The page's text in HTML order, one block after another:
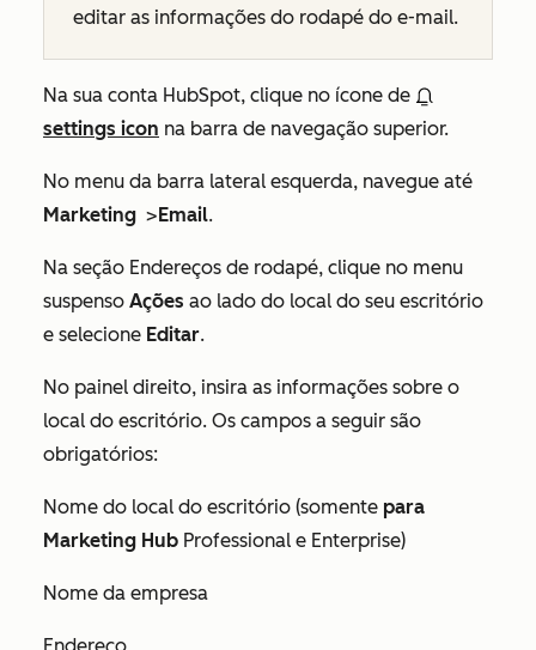
editar as informações do rodapé do e-mail.
Na sua conta HubSpot, clique no ícone de
settings icon na barra de navegação superior.
No menu da barra lateral esquerda, navegue até
Marketing >Email.
Na seção Endereços de rodapé, clique no menu
suspenso Ações ao lado do local do seu escritório
e selecione Editar.
No painel direito, insira as informações sobre o
local do escritório. Os campos a seguir são
obrigatórios:
Nome do local do escritório (somente para
Marketing Hub Professional e Enterprise)
Nome da empresa